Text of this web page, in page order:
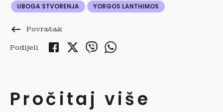
UBOGA STVORENJA
YORGOS LANTHIMOS
keyboard_backspace Povratak
Podijeli
Pročitaj više